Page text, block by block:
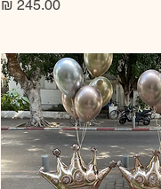
מחיר‏245.00 ‏₪